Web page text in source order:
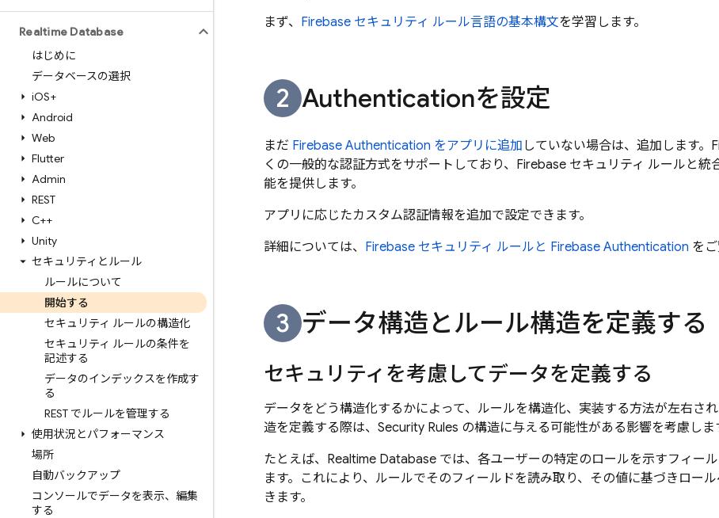
Realtime Database
はじめに
データベースの選択
iOS+
Android
Web
Flutter
Admin
REST
C++
Unity
セキュリティとルール
ルールについて
開始する
セキュリティ ルールの構造化
セキュリティ ルールの条件を
記述する
データのインデックスを作成す
る
REST でルールを管理する
使用状況とパフォーマンス
場所
自動バックアップ
コンソールでデータを表示、編集
する
まず、 Firebase セキュリティ ルール言語の基本構文を学習します。
Authenticationを設定
まだ Firebase Authentication をアプリに追加 していない場合は、追加します。
くの一般的な認証方式をサポートしており、Firebase セキュリティ ルールと統
能を提供します。
アプリに応じたカスタム認証情報を追加で設定できます。
詳細については、 Firebase セキュリティ ルールと Firebase Authentication をご
データ構造とルール構造を定義する
セキュリティを考慮してデータを定義する
データをどう構造化するかによって、ルールを構造化、実装する方法が左右さ
造を定義する際は、 Security Rules の構造に与える可能性がある影響を考慮しま
たとえば、 Realtime Database では、各ユーザーの特定のロールを示すフィー
ます。これにより、ルールでそのフィールドを読み取り、その値に基づきロー
きます。